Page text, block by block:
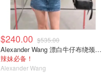
$240.00 $535.00
Alexander Wang 漂白牛仔布绕颈上衣
辣妹必备！
Alexander Wang